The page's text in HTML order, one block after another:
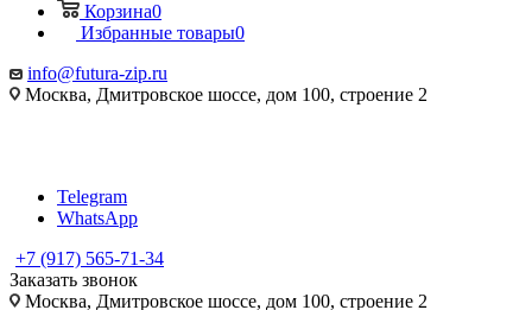
Корзина0
Избранные товары0
info@futura-zip.ru
Москва, Дмитровское шоссе, дом 100, строение 2
Telegram
WhatsApp
+7 (917) 565-71-34
Заказать звонок
Москва, Дмитровское шоссе, дом 100, строение 2